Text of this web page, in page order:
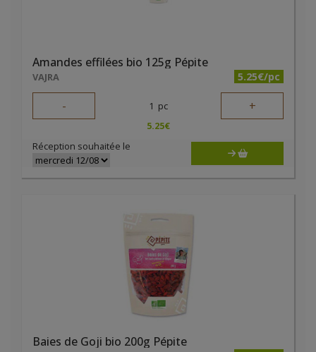
Amandes effilées bio 125g Pépite
VAJRA 5.25€/pc
- 1 pc +
5.25€
Réception souhaitée le
Baies de Goji bio 200g Pépite